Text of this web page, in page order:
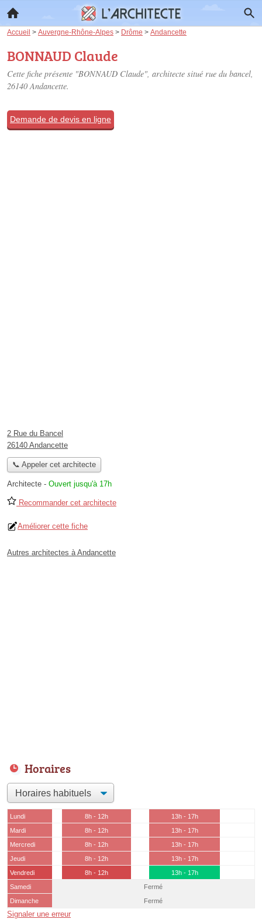
Accueil > Auvergne-Rhône-Alpes > Drôme > Andancette
BONNAUD Claude
Cette fiche présente "BONNAUD Claude", architecte situé rue du bancel,
26140 Andancette.
Demande de devis en ligne
2 Rue du Bancel
26140 Andancette
📞 Appeler cet architecte
Architecte - Ouvert jusqu'à 17h
Recommander cet architecte
Améliorer cette fiche
Autres architectes à Andancette
Horaires
Lundi 8h - 12h
13h - 17h
Mardi
8h - 12h
13h - 17h
Mercredi
8h - 12h
13h - 17h
Jeudi
8h - 12h
13h - 17h
Vendredi
8h - 12h
13h - 17h
Samedi
Fermé
Dimanche
Fermé
Signaler une erreur